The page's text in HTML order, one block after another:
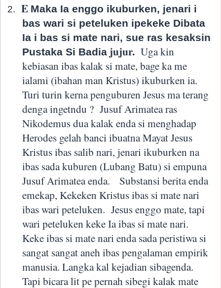
2. E Maka Ia enggo ikuburken, jenari i
bas wari si peteluken ipekeke Dibata
Ia i bas si mate nari, sue ras kesaksin
Pustaka Si Badia jujur. Uga kin
kebiasan ibas kalak si mate, bage ka me
ialami (ibahan man Kristus) ikuburken ia.
Turi turin kerna penguburen Jesus ma terang
denga ingetndu ? Jusuf Arimatea ras
Nikodemus dua kalak enda si menghadap
Herodes gelah banci ibuatna Mayat Jesus
Kristus ibas salib nari, jenari ikuburken na
ibas sada kuburen (Lubang Batu) si empuna
Jusuf Arimatea enda.
Substansi berita enda
emekap, Kekeken Kristus ibas si mate nari
ibas wari peteluken. Jesus enggo mate, tapi
wari peteluken keke Ia ibas si mate nari.
Keke ibas si mate nari enda sada peristiwa si
sangat sangat aneh ibas pengalaman empirik
manusia. Langka kal kejadian sibagenda.
Tapi bicara lit pe pernah sibegi kalak mate